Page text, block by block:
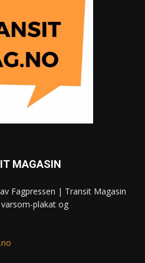
MAGASIN
Fagpressen | Transit Magasin
plakat og